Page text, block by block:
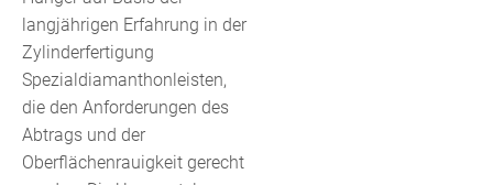
langjährigen Erfahrung in der
Zylinderfertigung
Spezialdiamanthonleisten,
die den Anforderungen des
Abtrags und der
Oberflächenrauigkeit gerecht